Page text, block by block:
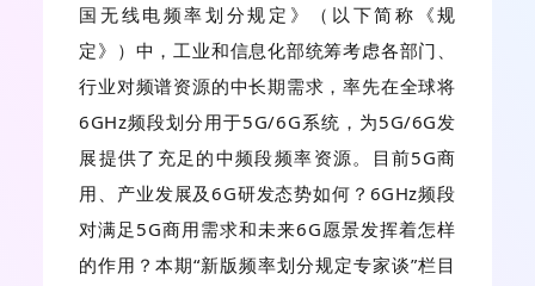
国无线电频率划分规定》（以下简称《规
定》）中，工业和信息化部统筹考虑各部门、
行业对频谱资源的中长期需求，率先在全球将
6GHz频段划分用于5G/6G系统，为5G/6G发
展提供了充足的中频段频率资源。目前5G商
用、产业发展及6G研发态势如何？6GHz频段
对满足5G商用需求和未来6G愿景发挥着怎样
的作用？本期“新版频率划分规定专家谈”栏目